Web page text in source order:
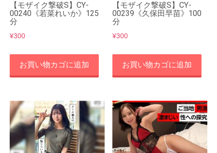
【モザイク撃破S】CY-
00240《若菜れいか》125
分
¥300
お買い物カゴに追加
【モザイク撃破S】CY-
00239《久保田早苗》100
分
¥300
お買い物カゴに追加